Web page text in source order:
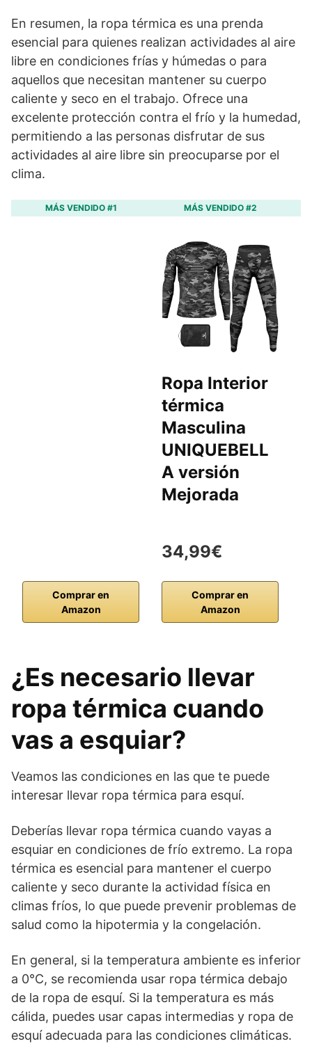
En resumen, la ropa térmica es una prenda
esencial para quienes realizan actividades al aire
libre en condiciones frías y húmedas o para
aquellos que necesitan mantener su cuerpo
caliente y seco en el trabajo. Ofrece una
excelente protección contra el frío y la humedad,
permitiendo a las personas disfrutar de sus
actividades al aire libre sin preocuparse por el
clima.
MÁS VENDIDO #1
Comprar en
Amazon
MÁS VENDIDO #2
Ropa Interior
térmica
Masculina
UNIQUEBELL
A versión
Mejorada
34,99€
Comprar en
Amazon
¿Es necesario llevar
ropa térmica cuando
vas a esquiar?
Veamos las condiciones en las que te puede
interesar llevar ropa térmica para esquí.
Deberías llevar ropa térmica cuando vayas a
esquiar en condiciones de frío extremo. La ropa
térmica es esencial para mantener el cuerpo
caliente y seco durante la actividad física en
climas fríos, lo que puede prevenir problemas de
salud como la hipotermia y la congelación.
En general, si la temperatura ambiente es inferior
a 0°C, se recomienda usar ropa térmica debajo
de la ropa de esquí. Si la temperatura es más
cálida, puedes usar capas intermedias y ropa de
esquí adecuada para las condiciones climáticas.